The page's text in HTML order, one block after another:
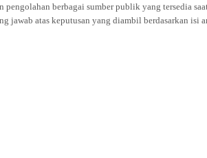
berbagai sumber publik yang tersedia
jawab atas keputusan yang diambil berdasarkan